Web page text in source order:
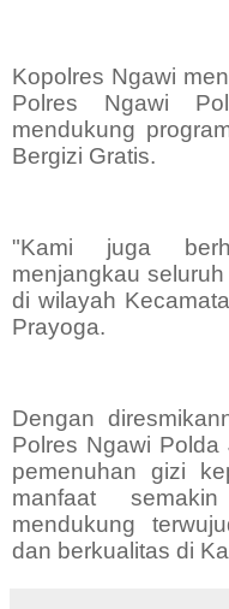
Kopolres Ngawi
Polres Ngawi
mendukung
Bergizi Gratis.
"Kami juga
menjangkau
di wilayah
Prayoga.
Dengan
Polres Ngawi
pemenuhan gizi
manfaat
mendukung
dan berkualitas di